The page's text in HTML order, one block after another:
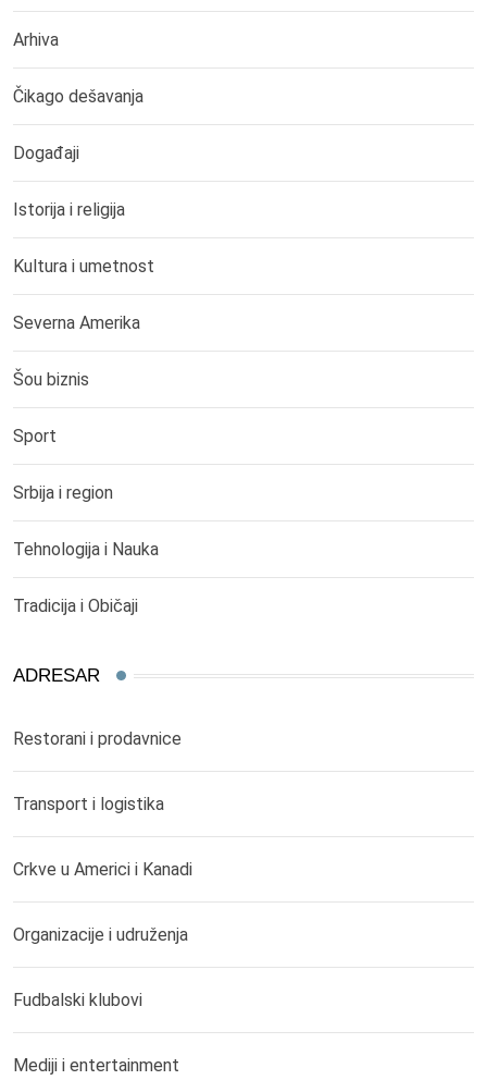
Arhiva
Čikago dešavanja
Događaji
Istorija i religija
Kultura i umetnost
Severna Amerika
Šou biznis
Sport
Srbija i region
Tehnologija i Nauka
Tradicija i Običaji
ADRESAR
Restorani i prodavnice
Transport i logistika
Crkve u Americi i Kanadi
Organizacije i udruženja
Fudbalski klubovi
Mediji i entertainment